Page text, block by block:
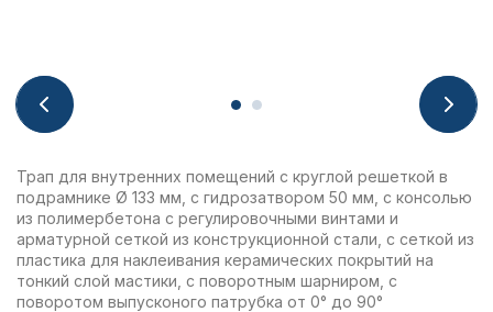
Трап для внутренних помещений с круглой решеткой в
подрамнике Ø 133 мм, с гидрозатвором 50 мм, с консолью
из полимербетона с регулировочными винтами и
арматурной сеткой из конструкционной стали, с сеткой из
пластика для наклеивания керамических покрытий на
тонкий слой мастики, с поворотным шарниром, с
поворотом выпусконого патрубка от 0° до 90°